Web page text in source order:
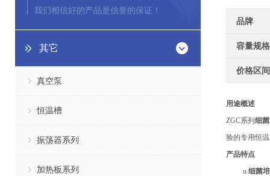
我们相信好的产品是信誉的保证！
其它
真空泵
恒温槽
振荡器系列
加热板系列
品牌
容量规格
价格区间
用途概述
ZGC系列 细
验的专用恒
产品特点
u 细菌